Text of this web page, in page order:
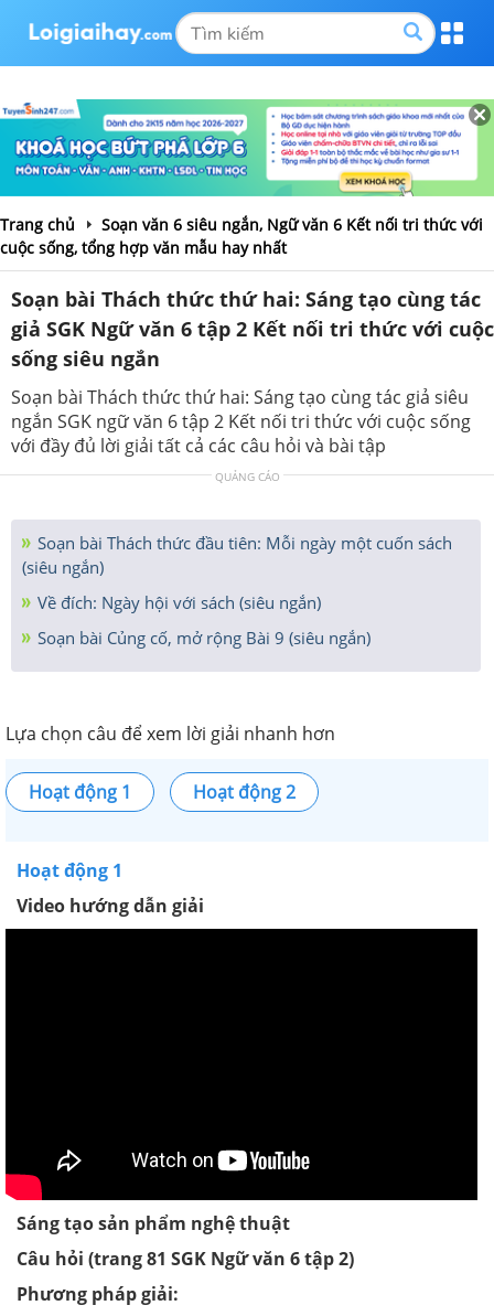
Trang chủ
Soạn văn 6 siêu ngắn, Ngữ văn 6 Kết nối tri thức với
cuộc sống, tổng hợp văn mẫu hay nhất
Soạn bài Thách thức thứ hai: Sáng tạo cùng tác
giả SGK Ngữ văn 6 tập 2 Kết nối tri thức với cuộc
sống siêu ngắn
Soạn bài Thách thức thứ hai: Sáng tạo cùng tác giả siêu
ngắn SGK ngữ văn 6 tập 2 Kết nối tri thức với cuộc sống
với đầy đủ lời giải tất cả các câu hỏi và bài tập
QUẢNG CÁO
Soạn bài Thách thức đầu tiên: Mỗi ngày một cuốn sách
(siêu ngắn)
Về đích: Ngày hội với sách (siêu ngắn)
Soạn bài Củng cố, mở rộng Bài 9 (siêu ngắn)
Lựa chọn câu để xem lời giải nhanh hơn
Hoạt động 1 Hoạt động 2
Hoạt động 1
Video hướng dẫn giải
Sáng tạo sản phẩm nghệ thuật
Câu hỏi (trang 81 SGK Ngữ văn 6 tập 2)
Phương pháp giải: